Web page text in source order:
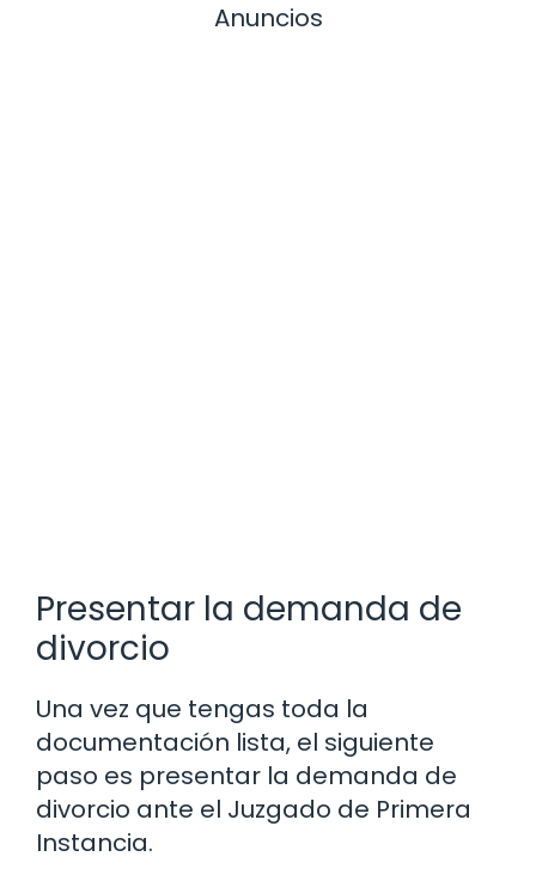
Anuncios
Presentar la demanda de
divorcio
Una vez que tengas toda la
documentación lista, el siguiente
paso es presentar la demanda de
divorcio ante el Juzgado de Primera
Instancia.